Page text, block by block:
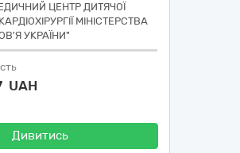
ЦЕНТР ДИТЯЧОЇ
МІНІСТЕРСТВА
УКРАЇНИ"
UAH
Дивитись